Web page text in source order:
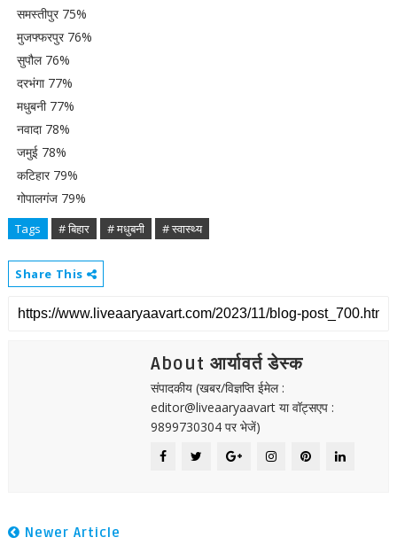
समस्तीपुर 75%
मुजफ्फरपुर 76%
सुपौल 76%
दरभंगा 77%
मधुबनी 77%
नवादा 78%
जमुई 78%
कटिहार 79%
गोपालगंज 79%
Tags # बिहार # मधुबनी # स्वास्थ्य
Share This
About आर्यावर्त डेस्क
संपादकीय (खबर/विज्ञप्ति ईमेल :
editor@liveaaryaavart या वॉट्सएप :
9899730304 पर भेजें)
Newer Article